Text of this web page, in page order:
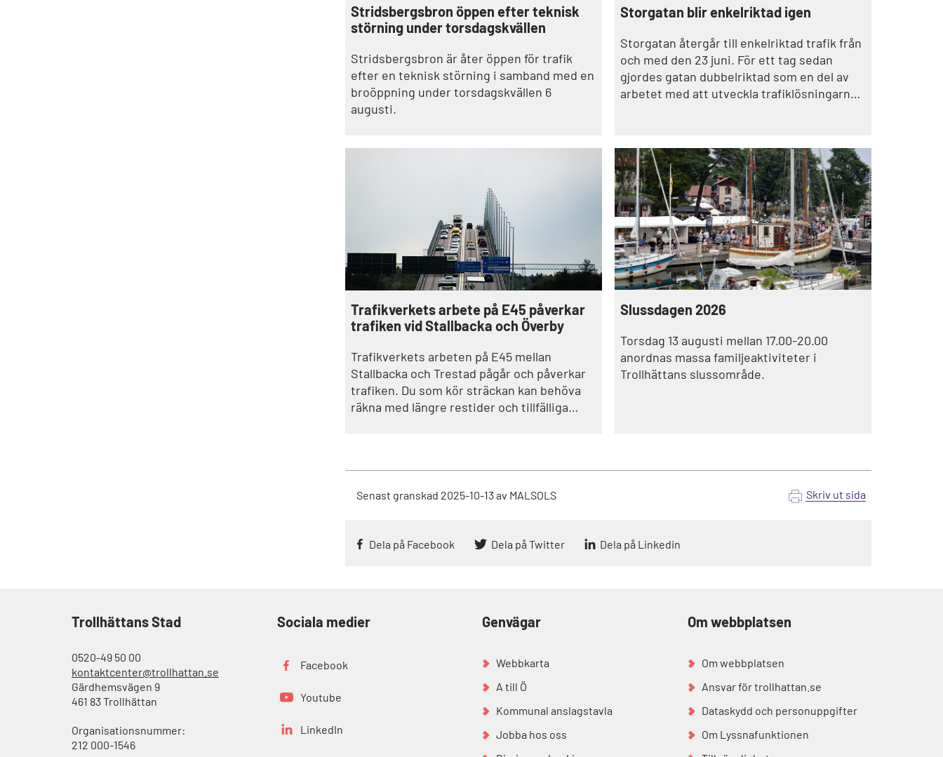
Stridsbergsbron öppen efter teknisk
störning under torsdagskvällen
Stridsbergsbron är åter öppen för trafik
efter en teknisk störning i samband med en
broöppning under torsdagskvällen 6
augusti.
Storgatan blir enkelriktad igen
Storgatan återgår till enkelriktad trafik från
och med den 23 juni. För ett tag sedan
gjordes gatan dubbelriktad som en del av
arbetet med att utveckla trafiklösningarna i
trafiklösningen.
Trafikverkets arbete på E45 påverkar
trafiken vid Stallbacka och Överby
Trafikverkets arbeten på E45 mellan
Stallbacka och Trestad pågår och påverkar
trafiken. Du som kör sträckan kan behöva
räkna med längre restider och tillfälliga
Slussdagen 2026
Torsdag 13 augusti mellan 17.00-20.00
anordnas massa familjeaktiviteter i
Trollhättans slussområde.
Senast granskad 2025-10-13av MALSOLS Skriv ut sida
Dela på Facebook Dela på Twitter Dela på Linkedin
Trollhättans Stad
0520-49 50 00
kontaktcenter@trollhattan.se
Gärdhemsvägen 9
461 83 Trollhättan
Organisationsnummer:
212 000-1546
Sociala medier
Facebook
Youtube
LinkedIn
Genvägar
Webbkarta
A till Ö
Kommunal anslagstavla
Jobba hos oss
Om webbplatsen
Om webbplatsen
Ansvar för trollhattan.se
Dataskydd och personuppgifter
Om Lyssnafunktionen